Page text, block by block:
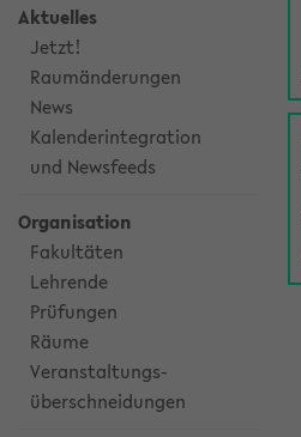
Aktuelles
Jetzt!
Raumänderungen
News
Kalenderintegration
und Newsfeeds
Organisation
Fakultäten
Lehrende
Prüfungen
Räume
Veranstaltungs-
überschneidungen